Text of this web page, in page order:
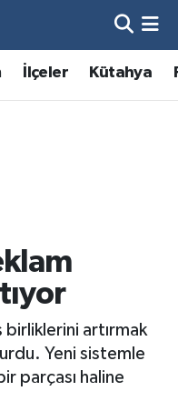
İlçeler Kütahya
artırmak
Yeni sistemle
parçası haline
Fikstür